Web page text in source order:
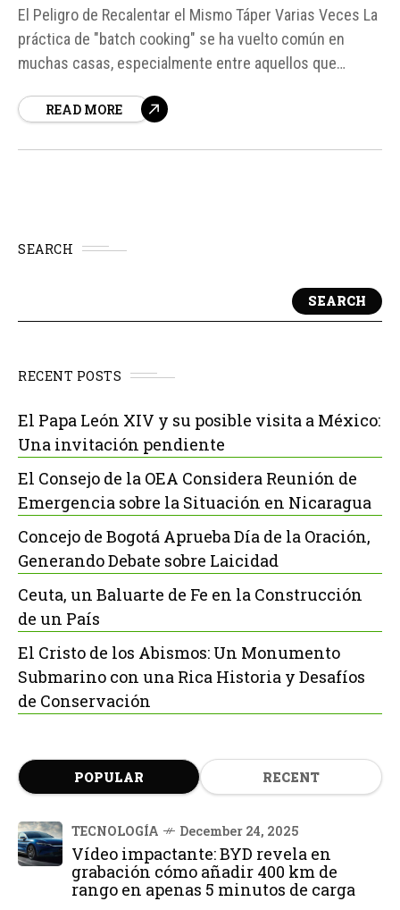
El Peligro de Recalentar el Mismo Táper Varias Veces La
práctica de "batch cooking" se ha vuelto común en
muchas casas, especialmente entre aquellos que
de la semana. Sin embargo, recalentar el mismo táper
READ MORE
SEARCH
SEARCH
RECENT POSTS
El Papa León XIV y su posible visita a México:
Una invitación pendiente
El Consejo de la OEA Considera Reunión de
Emergencia sobre la Situación en Nicaragua
Concejo de Bogotá Aprueba Día de la Oración,
Generando Debate sobre Laicidad
Ceuta, un Baluarte de Fe en la Construcción
de un País
El Cristo de los Abismos: Un Monumento
Submarino con una Rica Historia y Desafíos
de Conservación
POPULAR RECENT
TECNOLOGÍA December 24, 2025
Vídeo impactante: BYD revela en
grabación cómo añadir 400 km de
rango en apenas 5 minutos de carga